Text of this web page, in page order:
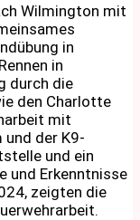
Wilmington mit
in
in
durch die
den Charlotte
mit
und der K9-
und ein
und Erkenntnisse
zeigten die